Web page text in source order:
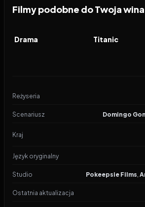
Filmy podobne do Twoja wina
FILM
Drama FILM
Titanic
Reżyseria
Scenariusz Domingo
Kraj
Język oryginalny
Studio Pokeepsie Films,
Ostatnia aktualizacja